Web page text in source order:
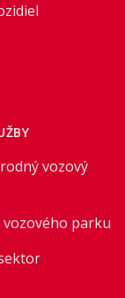
vozový
vozového parku